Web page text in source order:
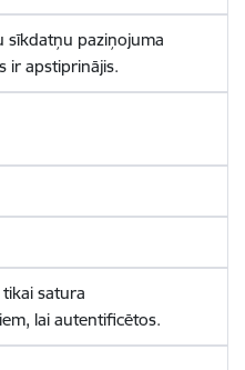
sīkdatņu paziņojuma
ir apstiprinājis.
tikai satura
lai autentificētos.